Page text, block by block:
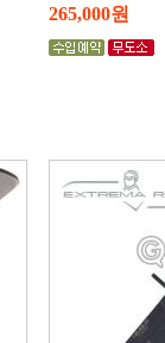
265,000원